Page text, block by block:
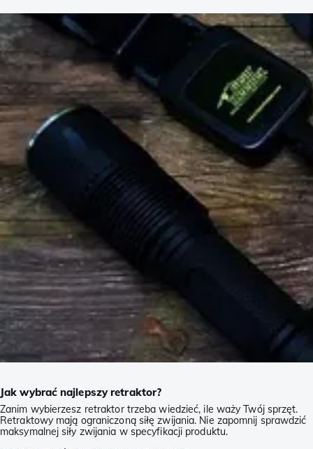
Jak wybrać najlepszy retraktor?
Zanim wybierzesz retraktor trzeba wiedzieć, ile waży Twój sprzęt.
Retraktowy mają ograniczoną siłę zwijania. Nie zapomnij sprawdzić
maksymalnej siły zwijania w specyfikacji produktu.